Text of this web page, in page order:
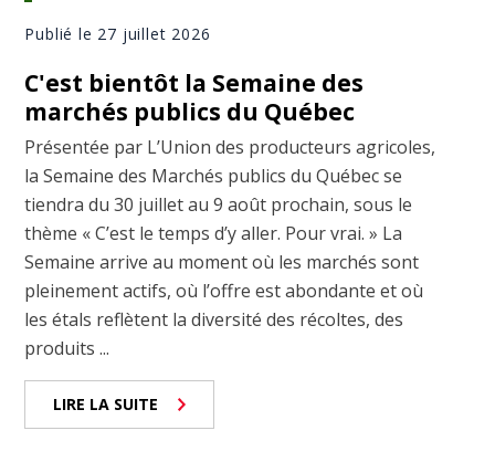
Publié le 27 juillet 2026
C'est bientôt la Semaine des
marchés publics du Québec
Présentée par L’Union des producteurs agricoles,
la Semaine des Marchés publics du Québec se
tiendra du 30 juillet au 9 août prochain, sous le
thème « C’est le temps d’y aller. Pour vrai. » La
Semaine arrive au moment où les marchés sont
pleinement actifs, où l’offre est abondante et où
les étals reflètent la diversité des récoltes, des
produits ...
LIRE LA SUITE